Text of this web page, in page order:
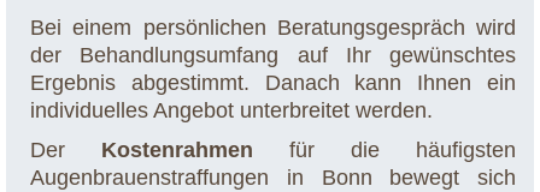
Bei einem persönlichen Beratungsgespräch wird
der Behandlungsumfang auf Ihr gewünschtes
Ergebnis abgestimmt. Danach kann Ihnen ein
individuelles Angebot unterbreitet werden.
Der Kostenrahmen für die häufigsten
Augenbrauenstraffungen in Bonn bewegt sich